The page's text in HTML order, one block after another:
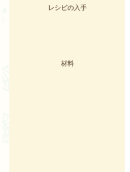
レシピの入手
材料